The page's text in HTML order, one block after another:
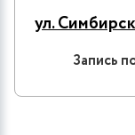
ул.
Запись